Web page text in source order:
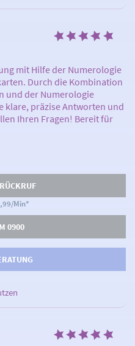
mit Hilfe der Numerologie
Durch die Kombination
und der Numerologie
klare, präzise Antworten und
Ihren Fragen! Bereit für
Min*
0900